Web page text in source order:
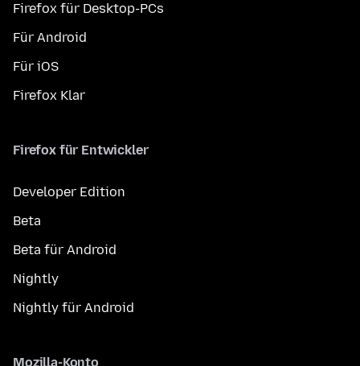
Firefox für Desktop-PCs
Für Android
Für iOS
Firefox Klar
Firefox für Entwickler
Developer Edition
Beta
Beta für Android
Nightly
Nightly für Android
Mozilla-Konto